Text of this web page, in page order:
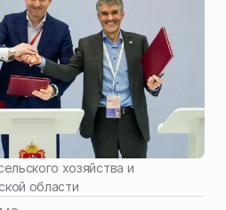
хозяйства и
области